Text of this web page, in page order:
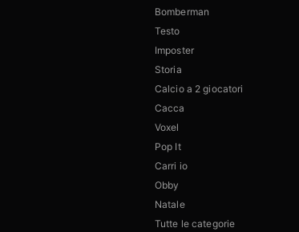
Bomberman
Testo
Imposter
Storia
Calcio a 2 giocatori
Cacca
Voxel
Pop It
Carri io
Obby
Natale
Tutte le categorie